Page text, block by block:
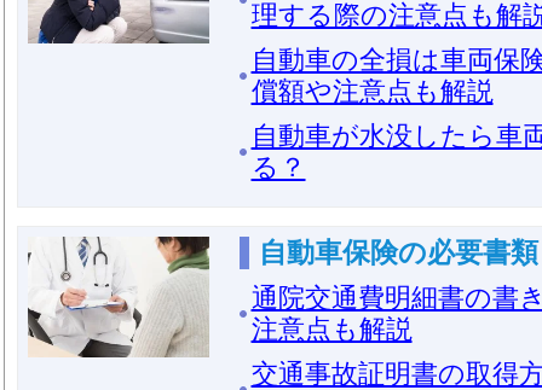
理する際の注意点も解
自動車の全損は車両保
償額や注意点も解説
自動車が水没したら車
る？
自動車保険の必要書類
通院交通費明細書の書
注意点も解説
交通事故証明書の取得